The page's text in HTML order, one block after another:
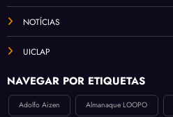
NOTÍCIAS
UICLAP
NAVEGAR POR ETIQUETAS
Adolfo Aizen Almanaque LOOPO